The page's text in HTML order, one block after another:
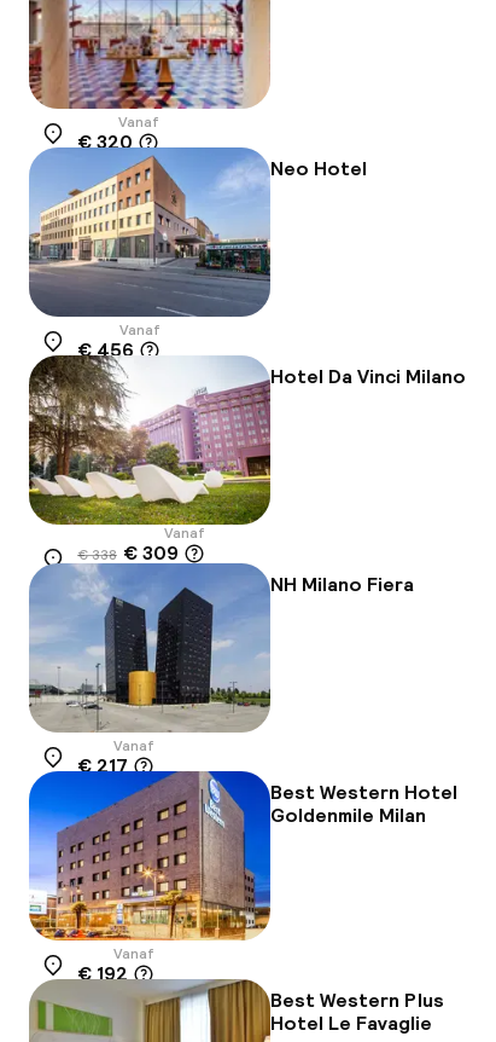
Locatie
Vanaf
€ 320
Neo Hotel
Locatie
Vanaf
€ 456
Hotel Da Vinci Milano
Locatie
Vanaf
€ 338 € 309
NH Milano Fiera
Locatie
Vanaf
€ 217
Best Western Hotel
Goldenmile Milan
Locatie
Vanaf
€ 192
Best Western Plus
Hotel Le Favaglie